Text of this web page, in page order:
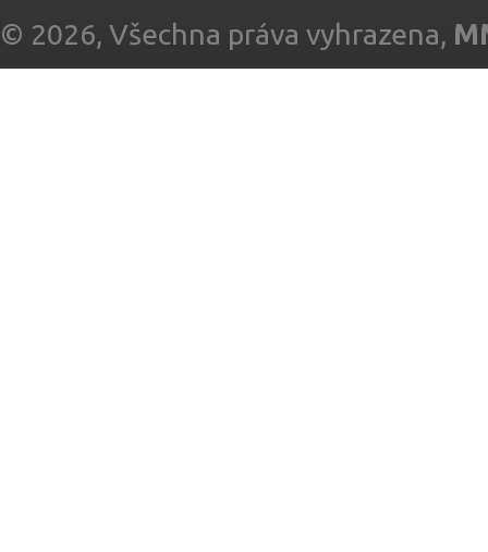
© 2026, Všechna práva vyhrazena,